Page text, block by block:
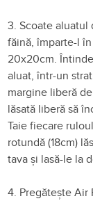
3. Scoate aluatul
făină, împarte-l
20x20cm.
aluat, într-un
margine liberă
lăsată liberă să
Taie fiecare
rotundă (18cm)
tava și lasă-le la
4. Pregătește Air